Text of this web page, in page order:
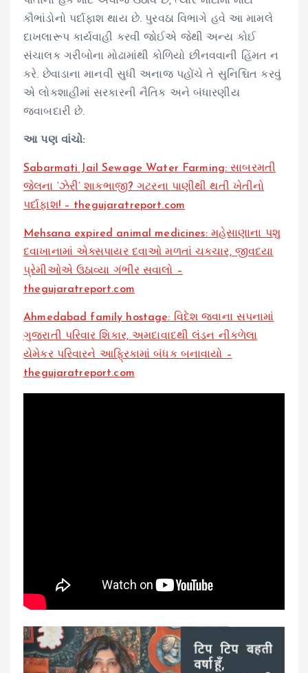
કૌભાંડોનો પર્દાફાશ થાય છે. પુરવઠા વિભાગે હવે આ મામલે
દાખલારૂપ કાર્યવાહી કરવી જોઈએ જેથી અન્ય કોઈ
સંચાલક ગરીબોના મોઢામાંથી કોળિયો છીનવવાની હિંમત ન
કરે. છેવાડાના માનવી સુધી અનાજ પહોંચે તે સુનિશ્ચિત કરવું
એ લોકશાહીમાં સરકારની નૈતિક અને બંધારણીય
જવાબદારી છે.
આ પણ વાંચો:
Sabarmati Jail Sewage Water Farming: સાબરમતી
જેલના ‘ઝેરી’ શાકભાજી? ગટરના પાણીથી થતી ખેતીનો
પર્દાફાશ! – thegujaratreport.com
Mehsana expired animal medicines: મહેસાણાના પશુ
દવાખાનામાં એક્સપાયર દવાઓ મળતાં ચકચાર, જીવદયા
પ્રેમીઓએ ઉઠાવ્યા ગંભીર સવાલો –
thegujaratreport.com
Ahmedabad family hostage: વિદેશ જવાના સપનામાં
ગુજરાતી પરિવાર શિકાર, અમદાવાદથી લંડન નીકળેલા
યેમેકર પરિવારને આફ્રિકામાં બંધક બનાવાયો –
thegujaratreport.com